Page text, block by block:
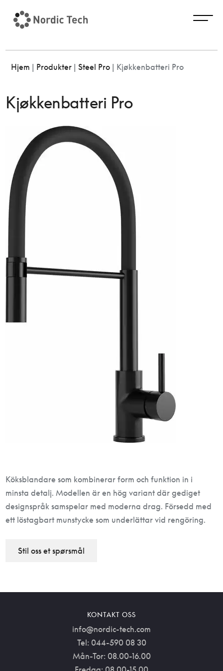
Hjem | Produkter| Steel Pro| Kjøkkenbatteri Pro
Kjøkkenbatteri Pro
Köksblandare som kombinerar form och funktion in i
minsta detalj. Modellen är en hög variant där gediget
designspråk samspelar med moderna drag. Försedd med
ett löstagbart munstycke som underlättar vid rengöring.
Stil oss et spørsmål
KONTAKT OSS
info@nordic-tech.com
Tel: 044-590 08 30
Mån-Tor: 08.00-16.00